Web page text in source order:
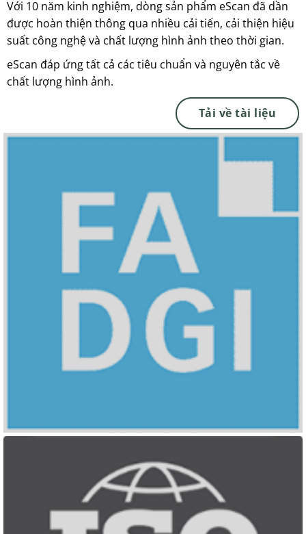
Với 10 năm kinh nghiệm, dòng sản phẩm eScan đã dần
được hoàn thiện thông qua nhiều cải tiến, cải thiện hiệu
suất công nghệ và chất lượng hình ảnh theo thời gian.
eScan đáp ứng tất cả các tiêu chuẩn và nguyên tắc về
chất lượng hình ảnh.
Tải về tài liệu